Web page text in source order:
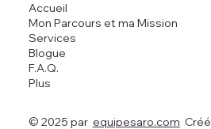
Accueil
Mon Parcours et ma Mission
Services
Blogue
F.A.Q.
Plus
© 2025 par equipesaro.com Créé